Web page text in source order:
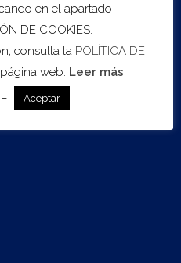
en el apartado
DE COOKIES.
consulta la POLÍTICA DE
web. Leer más
– Aceptar